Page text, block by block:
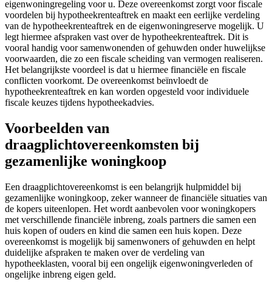
eigenwoningregeling voor u. Deze overeenkomst zorgt voor fiscale
voordelen bij hypotheekrenteaftrek en maakt een eerlijke verdeling
van de hypotheekrenteaftrek en de eigenwoningreserve mogelijk. U
legt hiermee afspraken vast over de hypotheekrenteaftrek. Dit is
vooral handig voor samenwonenden of gehuwden onder huwelijkse
voorwaarden, die zo een fiscale scheiding van vermogen realiseren.
Het belangrijkste voordeel is dat u hiermee financiële en fiscale
conflicten voorkomt. De overeenkomst beïnvloedt de
hypotheekrenteaftrek en kan worden opgesteld voor individuele
fiscale keuzes tijdens hypotheekadvies.
Voorbeelden van
draagplichtovereenkomsten bij
gezamenlijke woningkoop
Een draagplichtovereenkomst is een belangrijk hulpmiddel bij
gezamenlijke woningkoop, zeker wanneer de financiële situaties van
de kopers uiteenlopen. Het wordt aanbevolen voor woningkopers
met verschillende financiële inbreng, zoals partners die samen een
huis kopen of ouders en kind die samen een huis kopen. Deze
overeenkomst is mogelijk bij samenwoners of gehuwden en helpt
duidelijke afspraken te maken over de verdeling van
hypotheeklasten, vooral bij een ongelijk eigenwoningverleden of
ongelijke inbreng eigen geld.